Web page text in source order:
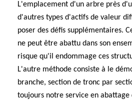
L'emplacement d'un arbre près
d'autres types d'actifs de valeur
poser des défis supplémentaires.
ne peut être abattu dans son
risque qu'il endommage ces
L'autre méthode consiste à le
branche, section de tronc par
toujours notre service en abattage